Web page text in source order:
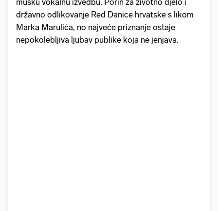
mušku vokalnu izvedbu, Porin za životno djelo i
državno odlikovanje Red Danice hrvatske s likom
Marka Marulića, no najveće priznanje ostaje
nepokolebljiva ljubav publike koja ne jenjava.